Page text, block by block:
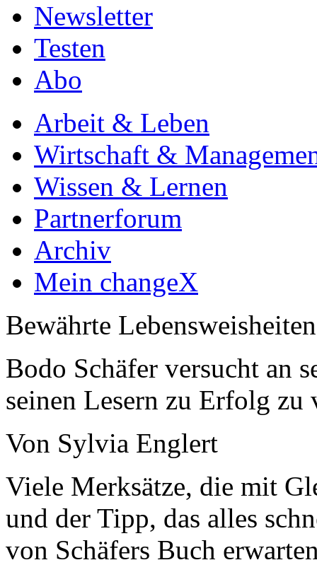
Newsletter
Testen
Abo
Arbeit & Leben
Wirtschaft &
Wissen & Lernen
Partnerforum
Archiv
Mein changeX
Bewährte Lebensweisheiten
Bodo Schäfer versucht an
seinen Lesern zu Erfolg zu
Von Sylvia Englert
Viele Merksätze, die mit
und der Tipp, das alles
von Schäfers Buch